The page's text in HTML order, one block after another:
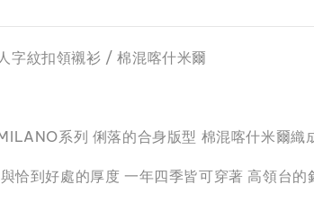
字紋扣領襯衫 / 棉混喀什米爾
系列 俐落的合身版型 棉混喀什米爾織
恰到好處的厚度 一年四季皆可穿著 高領台